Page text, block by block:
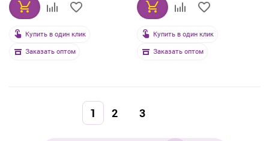
Купить в один клик
Заказать оптом
Купить в один клик
Заказать оптом
1 2 3